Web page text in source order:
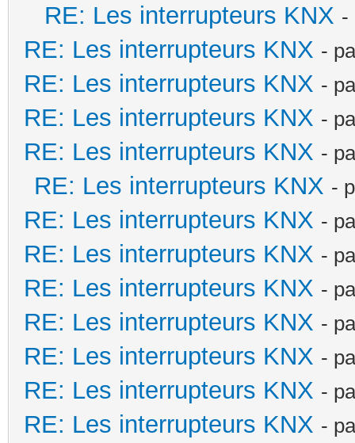
RE: Les interrupteurs KNX -
RE: Les interrupteurs KNX -
RE: Les interrupteurs KNX -
RE: Les interrupteurs KNX -
RE: Les interrupteurs KNX -
RE: Les interrupteurs KNX -
RE: Les interrupteurs KNX -
RE: Les interrupteurs KNX -
RE: Les interrupteurs KNX -
RE: Les interrupteurs KNX -
RE: Les interrupteurs KNX -
RE: Les interrupteurs KNX -
RE: Les interrupteurs KNX -